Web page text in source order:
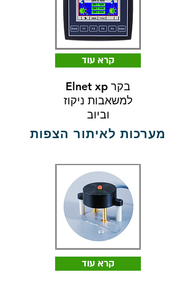
קרא עוד
Elnet xp בקר
למשאבות ניקוז
וביוב
מערכות לאיתור הצפות
קרא עוד